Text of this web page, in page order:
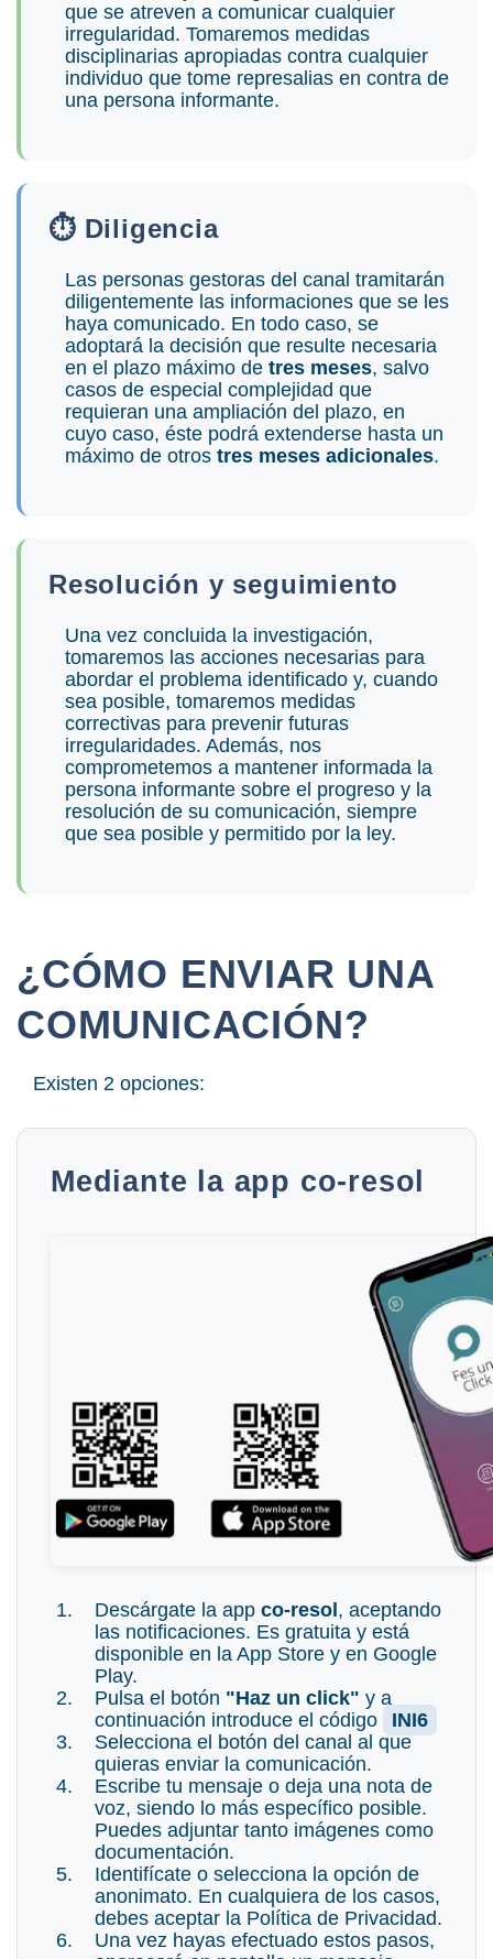
que se atreven a comunicar cualquier
irregularidad. Tomaremos medidas
disciplinarias apropiadas contra cualquier
individuo que tome represalias en contra de
una persona informante.
⏱️ Diligencia
Las personas gestoras del canal tramitarán
diligentemente las informaciones que se les
haya comunicado. En todo caso, se
adoptará la decisión que resulte necesaria
en el plazo máximo de tres meses, salvo
casos de especial complejidad que
requieran una ampliación del plazo, en
cuyo caso, éste podrá extenderse hasta un
máximo de otros tres meses adicionales.
Resolución y seguimiento
Una vez concluida la investigación,
tomaremos las acciones necesarias para
abordar el problema identificado y, cuando
sea posible, tomaremos medidas
correctivas para prevenir futuras
irregularidades. Además, nos
comprometemos a mantener informada la
persona informante sobre el progreso y la
resolución de su comunicación, siempre
que sea posible y permitido por la ley.
¿CÓMO ENVIAR UNA
COMUNICACIÓN?
Existen 2 opciones:
Mediante la app co-resol
Descárgate la app co-resol , aceptando
las notificaciones. Es gratuita y está
disponible en la App Store y en Google
Play.
Pulsa el botón "Haz un click" y a
continuación introduce el código
INI6
Selecciona el botón del canal al que
quieras enviar la comunicación.
Escribe tu mensaje o deja una nota de
voz, siendo lo más específico posible.
Puedes adjuntar tanto imágenes como
documentación.
Identifícate o selecciona la opción de
anonimato. En cualquiera de los casos,
debes aceptar la Política de Privacidad.
Una vez hayas efectuado estos pasos,